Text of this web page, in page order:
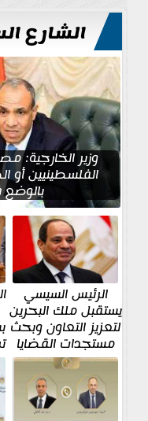
الشارع
وزير الخارجية:
الفلسطينيين أو
الرئيس السيسي
يستقبل ملك البحرين
لتعزيز التعاون وبحث
مستجدات القضايا
الإقليمية والدولية